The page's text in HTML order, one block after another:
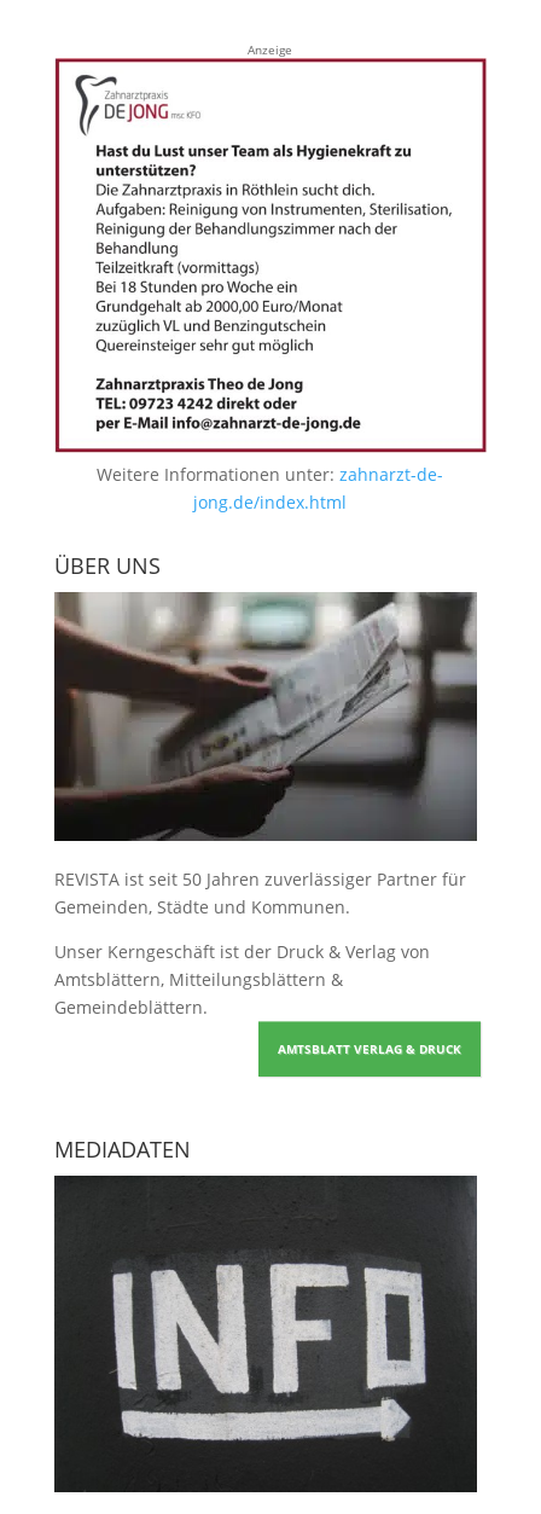
Anzeige
Weitere Informationen unter:zahnarzt-de-
jong.de/index.html
ÜBER UNS
REVISTA ist seit 50 Jahren zuverlässiger Partner für
Gemeinden, Städte und Kommunen.
Unser Kerngeschäft ist der Druck & Verlag von
Amtsblättern, Mitteilungsblättern &
Gemeindeblättern.
AMTSBLATT VERLAG & DRUCK
MEDIADATEN